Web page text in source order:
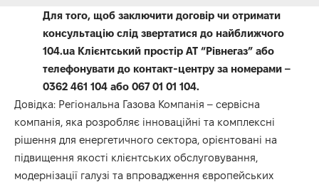
Для того, щоб заключити договір чи отримати
консультацію слід звертатися до найближчого
104.ua Клієнтський простір АТ “Рівнегаз” або
телефонувати до контакт-центру за номерами –
0362 461 104 або 067 01 01 104.
Довідка: Регіональна Газова Компанія – сервісна
компанія, яка розробляє інноваційні та комплексні
рішення для енергетичного сектора, орієнтовані на
підвищення якості клієнтських обслуговування,
модернізації галузі та впровадження європейських